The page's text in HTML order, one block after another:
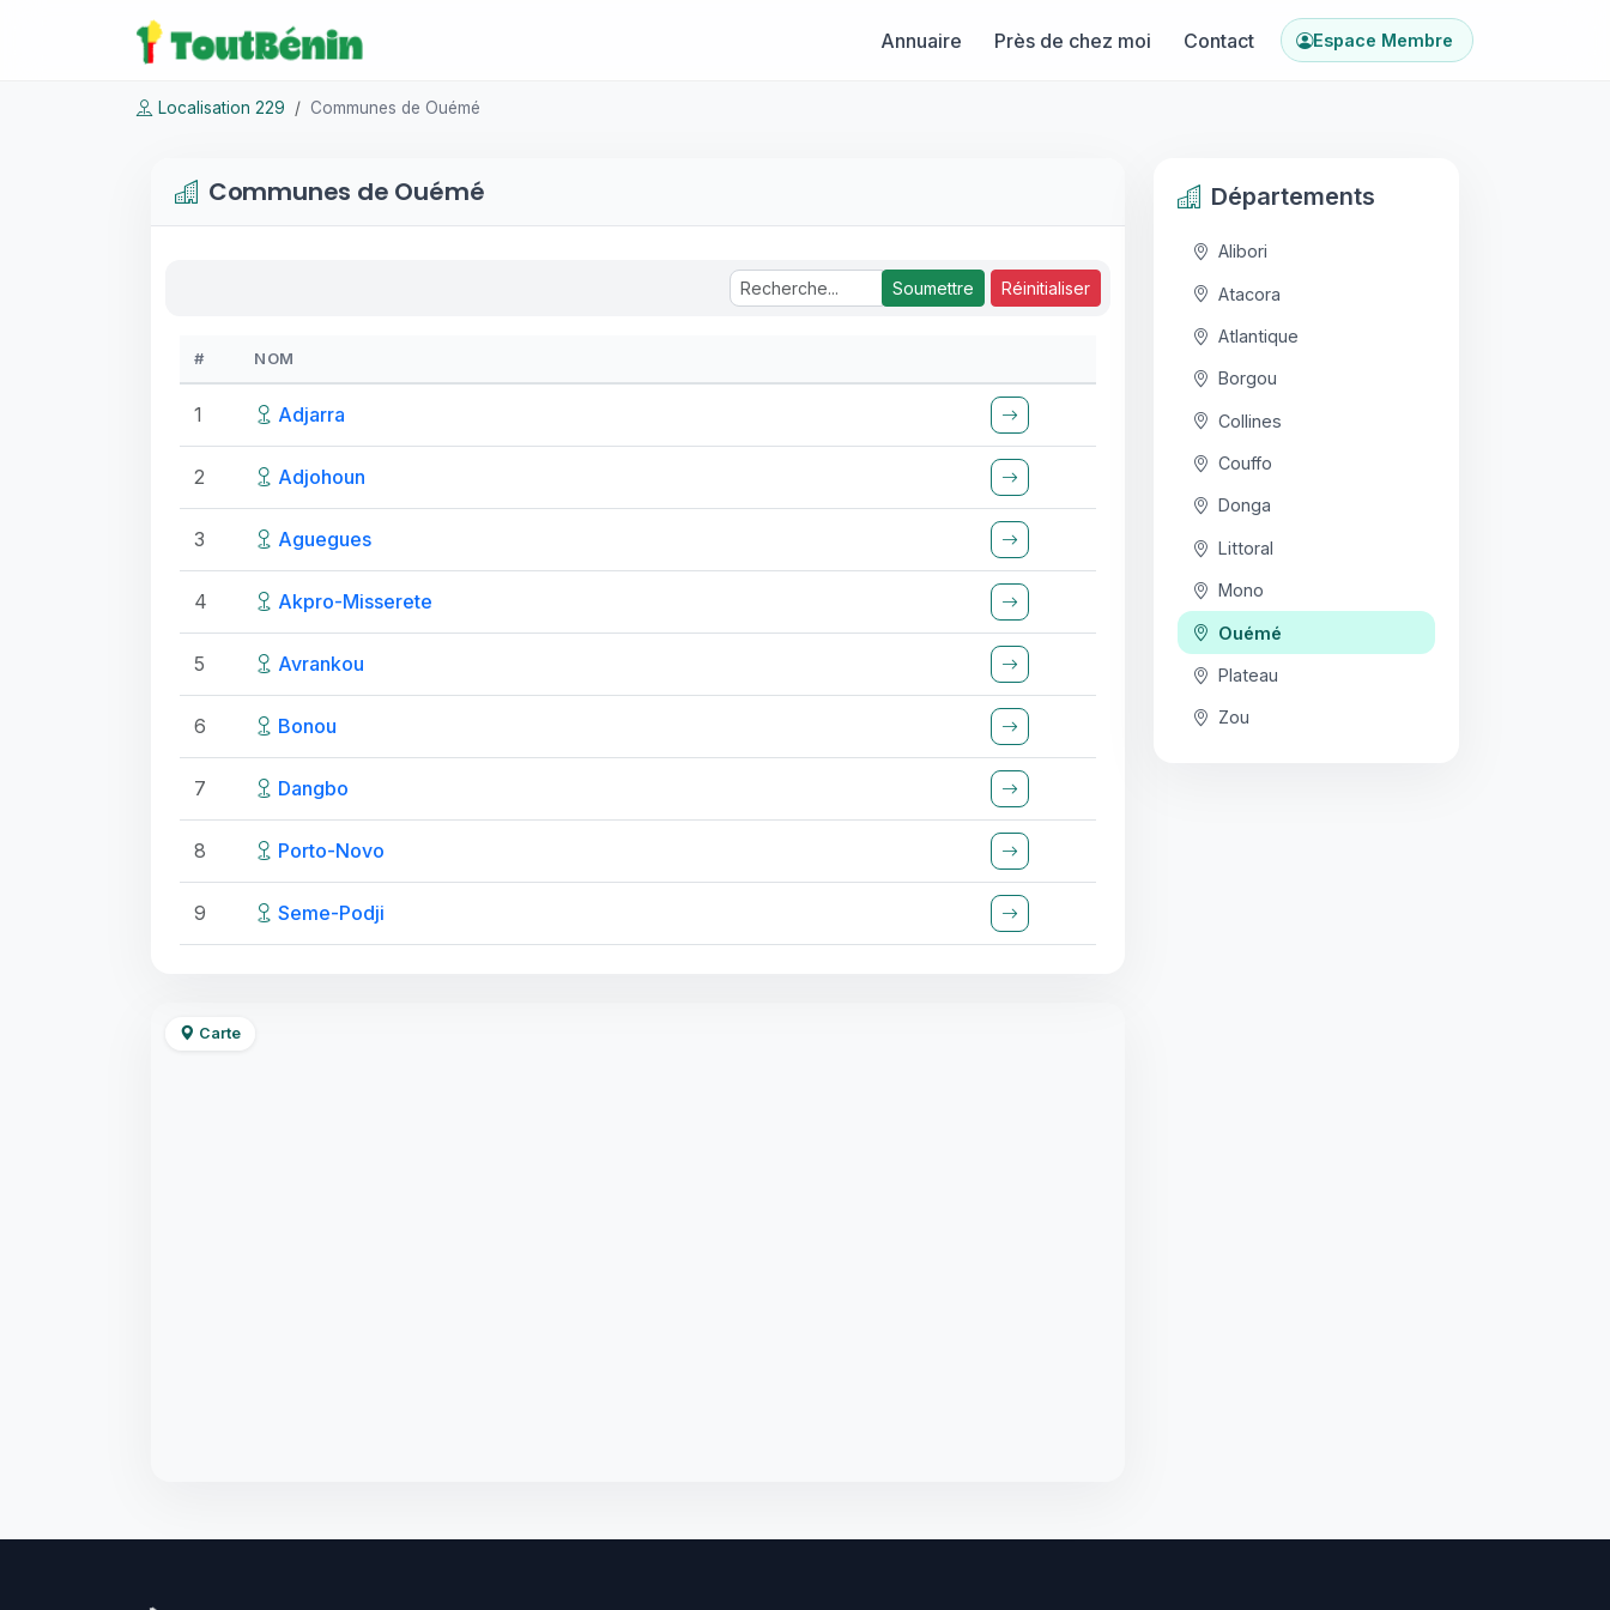
Annuaire Près de chez moi Contact Espace Membre
Localisation 229 Communes de Ouémé
Communes de Ouémé
Soumettre Réinitialiser
# NOM
1 Adjarra
2 Adjohoun
3 Aguegues
4 Akpro-Misserete
5 Avrankou
6 Bonou
7 Dangbo
8 Porto-Novo
9 Seme-Podji
Carte
Départements
Alibori
Atacora
Atlantique
Borgou
Collines
Couffo
Donga
Littoral
Mono
Ouémé
Plateau
Zou